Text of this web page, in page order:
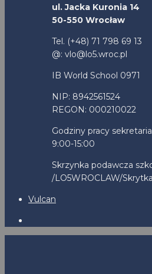
ul. Jacka Kuronia 14
50-550 Wrocław
Tel. (+48) 71 798 69 13
@: vlo@lo5.wroc.pl
IB World School 0971
NIP: 8942561524
REGON: 000210022
Godziny pracy
9:00-15:00
Skrzynka podawcza
/LO5WROCLAW/
Vulcan